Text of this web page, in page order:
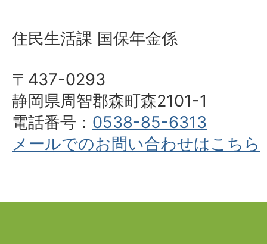
住民生活課 国保年金係
〒437-0293
静岡県周智郡森町森2101-1
電話番号： 0538-85-6313
メールでのお問い合わせはこちら